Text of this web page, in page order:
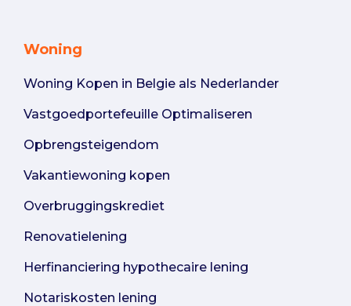
Woning
Woning Kopen in Belgie als Nederlander
Vastgoedportefeuille Optimaliseren
Opbrengsteigendom
Vakantiewoning kopen
Overbruggingskrediet
Renovatielening
Herfinanciering hypothecaire lening
Notariskosten lening